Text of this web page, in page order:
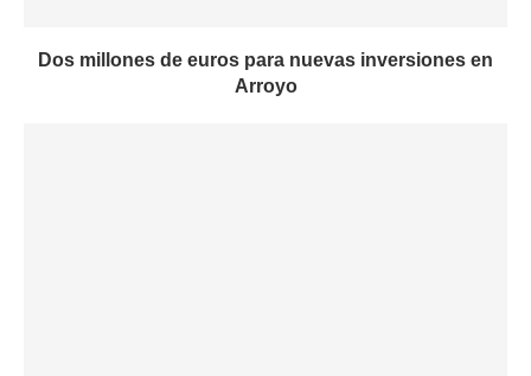
Dos millones de euros para nuevas inversiones en
Arroyo